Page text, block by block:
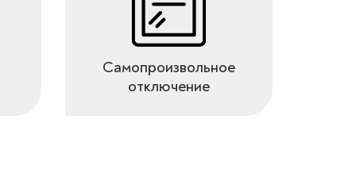
Самопроизвольное
отключение